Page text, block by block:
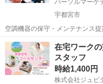
宇都宮市
空調機器の保守・メンテナンス
工場等)へのルート訪問 ・保守点
書・提案書の作成 ・部品・作業
(セールスフォース)での事...
栃木 宇都宮市
在宅ワーク
スタッフ
時給1,400円
株式会社ジュピ